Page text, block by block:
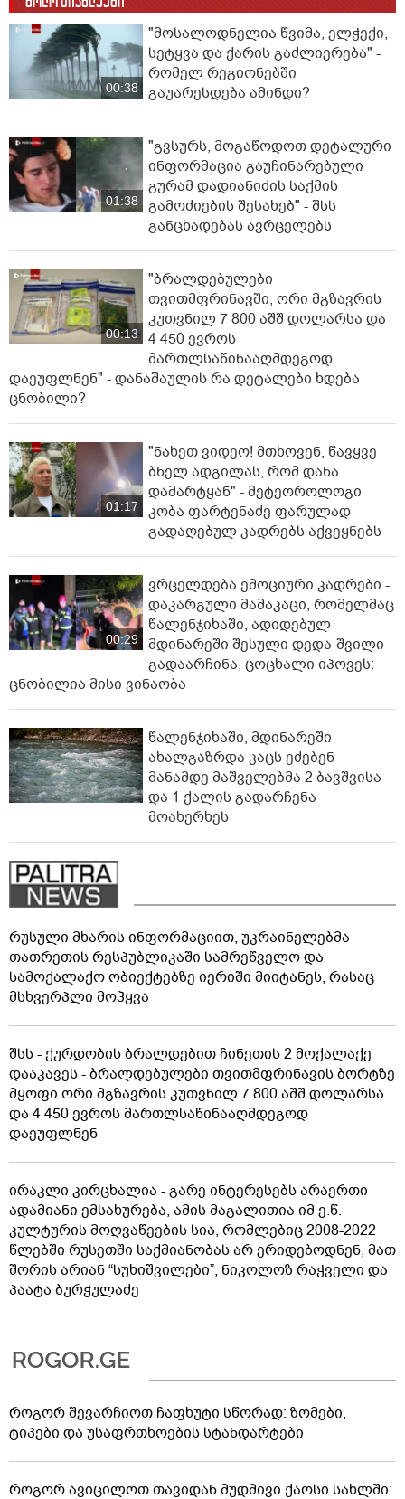
00:38
"მოსალოდნელია წვიმა, ელ­ჭე­ქი,
სე­ტყვა და ქა­რის გაძ­ლი­ე­რე­ბა" -
რომელ რეგიონებში
გაუარესდება ამინდი?
01:38
"გვსურს, მოგაწოდოთ დეტალური
ინფორმაცია გაუჩინარებული
გურამ დადიანიძის საქმის
გამოძიების შესახებ" - შსს
განცხადებას ავრცელებს
00:13
"ბრალდებულები
თვითმფრინავში, ორი მგზავრის
კუთვნილ 7 800 აშშ დოლარსა და
4 450 ევროს
მართლსაწინააღმდეგოდ
დაეუფლნენ" - დანაშაულის რა დეტალები ხდება
ცნობილი?
01:17
"ნახეთ ვიდეო! მთხოვენ, წავყვე
ბნელ ადგილას, რომ დანა
დამარტყან" - მეტეოროლოგი
კობა ფარტენაძე ფარულად
გადაღებულ კადრებს აქვეყნებს
00:29
ვრცელდება ემოციური კადრები -
დაკარგული მამაკაცი, რომელმაც
წალენჯიხაში, ადიდებულ
მდინარეში შესული დედა-შვილი
გადაარჩინა, ცოცხალი იპოვეს:
ცნობილია მისი ვინაობა
წალენჯიხაში, მდინარეში
ახალგაზრდა კაცს ეძებენ -
მანამდე მაშველებმა 2 ბავშვისა
და 1 ქალის გადარჩენა
მოახერხეს
რუსული მხარის ინფორმაციით, უკრაინელებმა
თათრეთის რესპუბლიკაში სამრეწველო და
სამოქალაქო ობიექტებზე იერიში მიიტანეს, რასაც
მსხვერპლი მოჰყვა
შსს - ქურდობის ბრალდებით ჩინეთის 2 მოქალაქე
დააკავეს - ბრალდებულები თვითმფრინავის ბორტზე
მყოფი ორი მგზავრის კუთვნილ 7 800 აშშ დოლარსა
და 4 450 ევროს მართლსაწინააღმდეგოდ
დაეუფლნენ
ირაკლი კირცხალია - გარე ინტერესებს არაერთი
ადამიანი ემსახურება, ამის მაგალითია იმ ე.წ.
კულტურის მოღვაწეების სია, რომლებიც 2008-2022
წლებში რუსეთში საქმიანობას არ ერიდებოდნენ, მათ
შორის არიან “სუხიშვილები”, ნიკოლოზ რაჭველი და
პაატა ბურჭულაძე
როგორ შევარჩიოთ ჩაფხუტი სწორად: ზომები,
ტიპები და უსაფრთხოების სტანდარტები
როგორ ავიცილოთ თავიდან მუდმივი ქაოსი სახლში: